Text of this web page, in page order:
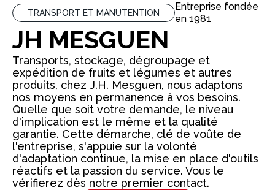
TRANSPORT ET MANUTENTION
Entreprise fondée
en 1981
JH MESGUEN
Transports, stockage, dégroupage et
expédition de fruits et légumes et autres
produits, chez J.H. Mesguen, nous adaptons
nos moyens en permanence à vos besoins.
Quelle que soit votre demande, le niveau
d'implication est le même et la qualité
garantie. Cette démarche, clé de voûte de
l'entreprise, s'appuie sur la volonté
d'adaptation continue, la mise en place d'outils
réactifs et la passion du service. Vous le
vérifierez dès notre premier contact.